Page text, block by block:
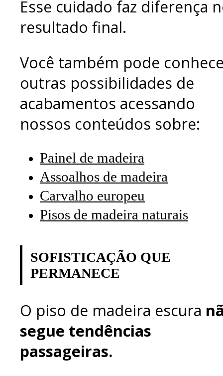
Esse cuidado faz diferença
resultado final.
Você também pode
outras possibilidades de
acabamentos acessando
nossos conteúdos sobre:
Painel de madeira
Assoalhos de madeira
Carvalho europeu
Pisos de madeira naturais
SOFISTICAÇÃO QUE
PERMANECE
O piso de madeira escura
segue tendências
passageiras.